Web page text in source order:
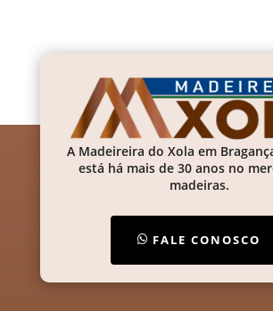
A Madeireira do Xola em
está há mais de 30 anos no
madeiras.
FALE CONOSCO